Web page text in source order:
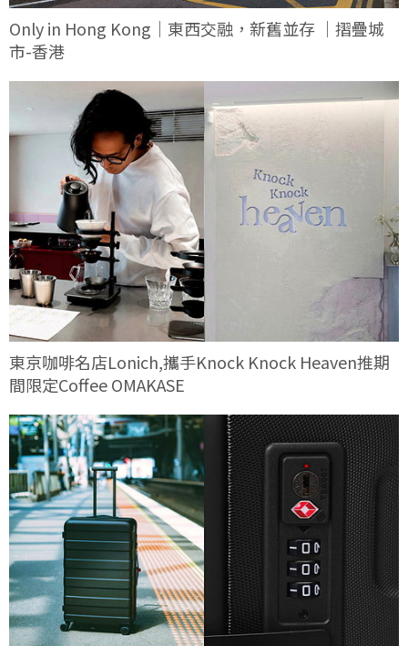
Only in Hong Kong｜東西交融，新舊並存 ｜摺疊城
市-香港
東京咖啡名店Lonich,攜手Knock Knock Heaven推期
間限定Coffee OMAKASE